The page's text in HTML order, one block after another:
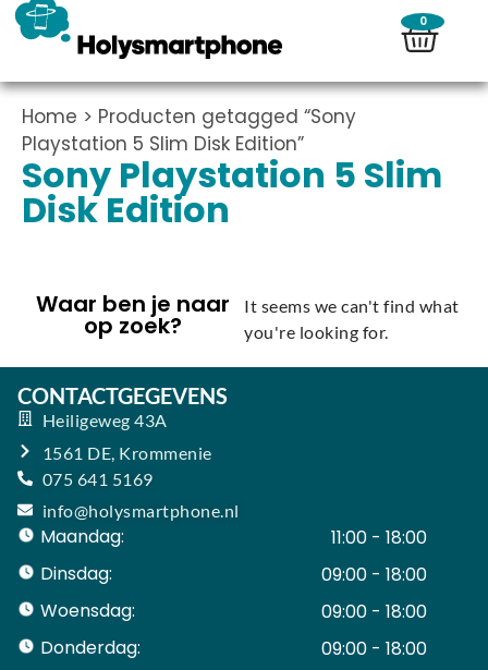
0
Home > Producten getagged “Sony
Playstation 5 Slim Disk Edition”
Sony Playstation 5 Slim
Disk Edition
Waar ben je naar
op zoek?
It seems we can't find what
you're looking for.
CONTACTGEGEVENS
Heiligeweg 43A
1561 DE, Krommenie
075 641 5169
info@holysmartphone.nl
Maandag:
11:00 - 18:00
Dinsdag:
09:00 - 18:00
Woensdag:
09:00 - 18:00
Donderdag:
09:00 - 18:00